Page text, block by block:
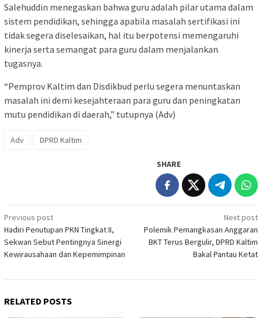
Salehuddin menegaskan bahwa guru adalah pilar utama dalam
sistem pendidikan, sehingga apabila masalah sertifikasi ini
tidak segera diselesaikan, hal itu berpotensi memengaruhi
kinerja serta semangat para guru dalam menjalankan
tugasnya.
“Pemprov Kaltim dan Disdikbud perlu segera menuntaskan
masalah ini demi kesejahteraan para guru dan peningkatan
mutu pendidikan di daerah,” tutupnya (Adv)
Adv DPRD Kaltim
SHARE
Post
navigation
Previous post
Hadiri Penutupan PKN Tingkat II,
Sekwan Sebut Pentingnya Sinergi
Kewirausahaan dan Kepemimpinan
Next post
Polemik Pemangkasan Anggaran
BKT Terus Bergulir, DPRD Kaltim
Bakal Pantau Ketat
RELATED POSTS